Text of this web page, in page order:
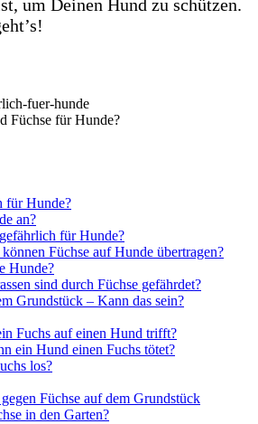
um Deinen Hund zu schützen.
Füchse für Hunde?
für Hunde?
an?
für Hunde?
Füchse auf Hunde übertragen?
Hunde?
sind durch Füchse gefährdet?
Grundstück – Kann das sein?
Fuchs auf einen Hund trifft?
ein Hund einen Fuchs tötet?
los?
Füchse auf dem Grundstück
in den Garten?